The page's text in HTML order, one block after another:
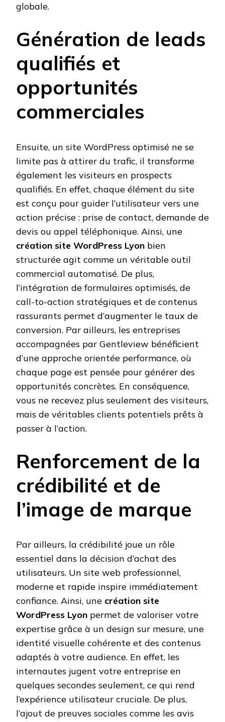
globale.
Génération de leads
qualifiés et
opportunités
commerciales
Ensuite, un site WordPress optimisé ne se
limite pas à attirer du trafic, il transforme
également les visiteurs en prospects
qualifiés. En effet, chaque élément du site
est conçu pour guider l’utilisateur vers une
action précise : prise de contact, demande de
devis ou appel téléphonique. Ainsi, une
création site WordPress Lyon bien
structurée agit comme un véritable outil
commercial automatisé. De plus,
l’intégration de formulaires optimisés, de
call-to-action stratégiques et de contenus
rassurants permet d’augmenter le taux de
conversion. Par ailleurs, les entreprises
accompagnées par Gentleview bénéficient
d’une approche orientée performance, où
chaque page est pensée pour générer des
opportunités concrètes. En conséquence,
vous ne recevez plus seulement des visiteurs,
mais de véritables clients potentiels prêts à
passer à l’action.
Renforcement de la
crédibilité et de
l’image de marque
Par ailleurs, la crédibilité joue un rôle
essentiel dans la décision d’achat des
utilisateurs. Un site web professionnel,
moderne et rapide inspire immédiatement
confiance. Ainsi, une création site
WordPress Lyon permet de valoriser votre
expertise grâce à un design sur mesure, une
identité visuelle cohérente et des contenus
adaptés à votre audience. En effet, les
internautes jugent votre entreprise en
quelques secondes seulement, ce qui rend
l’expérience utilisateur cruciale. De plus,
l’ajout de preuves sociales comme les avis